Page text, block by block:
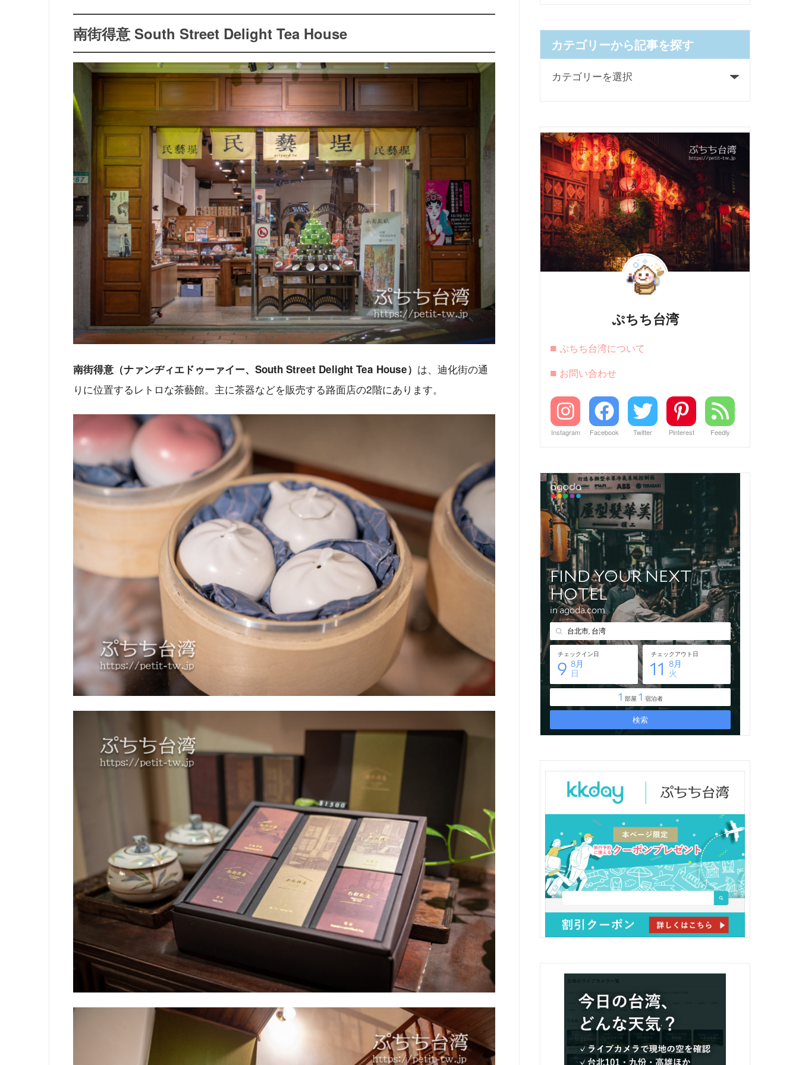
南街得意 South Street Delight Tea House
南街得意（ナァンヂィエドゥーァイー、South Street Delight Tea House） は、迪化街の通
りに位置するレトロな茶藝館。主に茶器などを販売する路面店の2階にあります。
カテゴリーから記事を探す
ぷちち台湾
■ ぷちち台湾について
■ お問い合わせ
Instagram Facebook Twitter Pinterest Feedly